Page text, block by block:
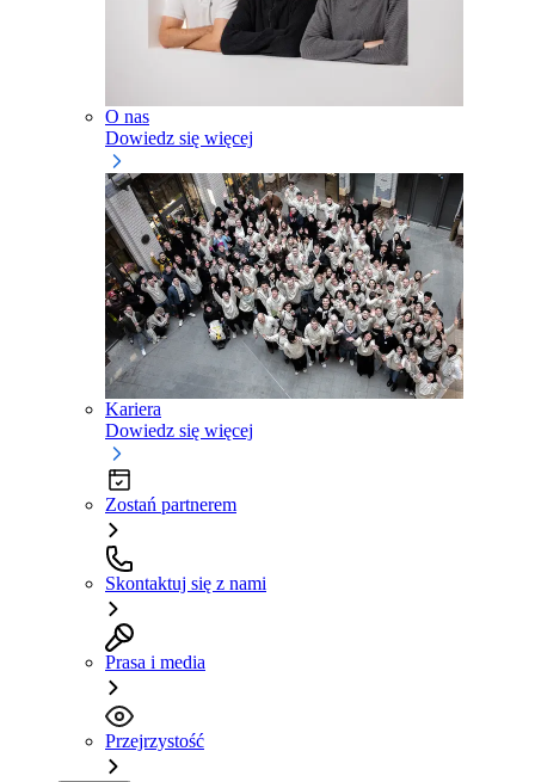
O nas
Dowiedz się więcej
Kariera
Dowiedz się więcej
Zostań partnerem
Skontaktuj się z nami
Prasa i media
Przejrzystość